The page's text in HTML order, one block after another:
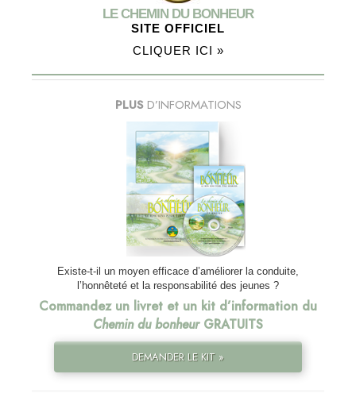
LE CHEMIN DU BONHEUR
SITE OFFICIEL
CLIQUER ICI »
PLUS D’INFORMATIONS
Existe-t-il un moyen efficace d’améliorer la conduite,
l’honnêteté et la responsabilité des jeunes ?
Commandez un livret et un kit d’information du
Chemin du bonheurGRATUITS
DEMANDER LE KIT »